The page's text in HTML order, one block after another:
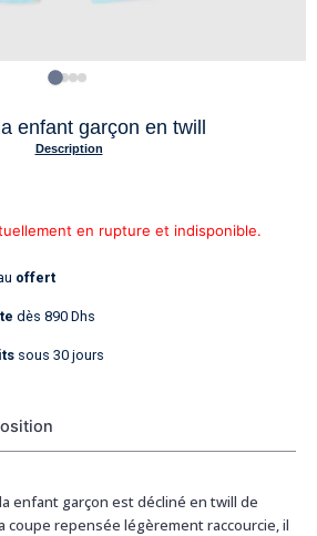
enfant garçon en twill
Description
en rupture et indisponible.
offert
dès 890 Dhs
sous 30 jours
enfant garçon est décliné en twill de
coupe repensée légèrement raccourcie, il